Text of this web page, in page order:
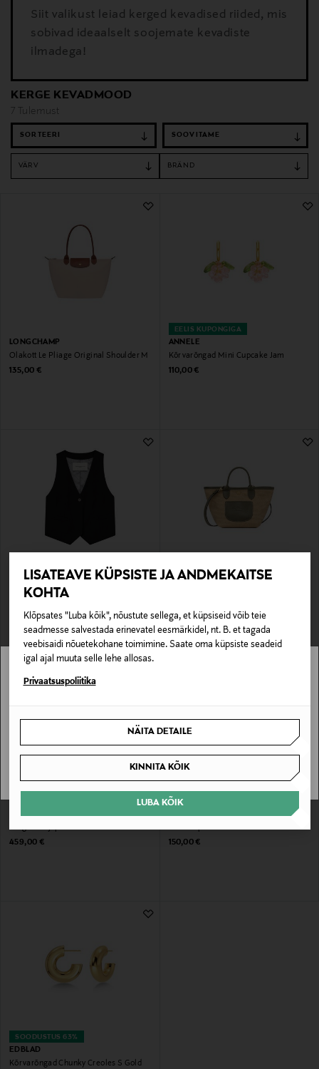
LISATEAVE KÜPSISTE JA ANDMEKAITSE
KOHTA
Klõpsates "Luba kõik", nõustute sellega, et küpsiseid võib teie
seadmesse salvestada erinevatel eesmärkidel, nt. B. et tagada
veebisaidi nõuetekohane toimimine. Saate oma küpsiste seadeid
igal ajal muuta selle lehe allosas.
Privaatsuspoliitika
NÄITA DETAILE
KINNITA KÕIK
LUBA KÕIK
Siit valikust leiad kerged kevadised riided, mis
sobivad ideaalselt soojemate kevadiste
ilmadega!
KERGE KEVADMOOD
7 Tulemust
SORTEERI
VÄRV BRÄND
LONGCHAMP
Õlakott Le Pliage Original Shoulder M
Original Price
135,00 €
EELIS KUPONGIGA
ANNELE
Kõrvarõngad Mini Cupcake Jam
Original Price
110,00 €
CPH MUSE
Vest CMTailor
LONGCHAMP
Original Price
459,00 €
EELIS KUPONGIGA
Original Price
150,00 €
SOODUSTUS 63%
EDBLAD
Kõrvarõngad Chunky Creoles S Gold
Stockmann pole Sinu riigis saadaval.
SAAN ARU